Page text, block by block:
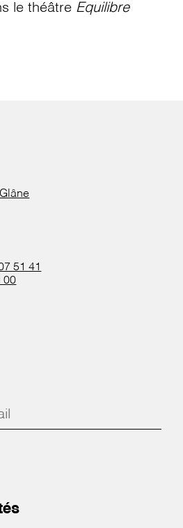
le théâtre Equilibre
51 41
00